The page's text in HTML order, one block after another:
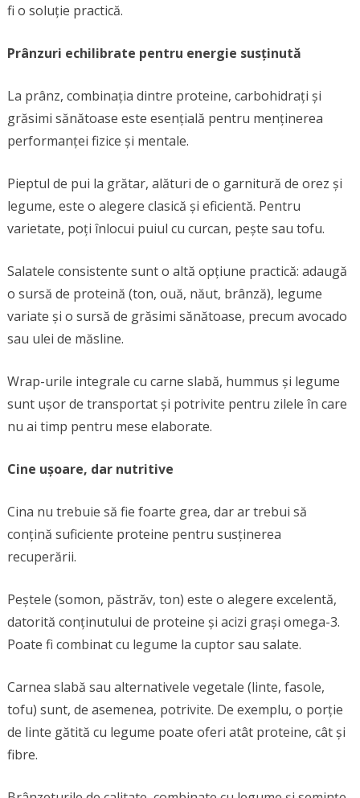
fi o soluție practică.
Prânzuri echilibrate pentru energie susținută
La prânz, combinația dintre proteine, carbohidrați și
grăsimi sănătoase este esențială pentru menținerea
performanței fizice și mentale.
Pieptul de pui la grătar, alături de o garnitură de orez și
legume, este o alegere clasică și eficientă. Pentru
varietate, poți înlocui puiul cu curcan, pește sau tofu.
Salatele consistente sunt o altă opțiune practică: adaugă
o sursă de proteină (ton, ouă, năut, brânză), legume
variate și o sursă de grăsimi sănătoase, precum avocado
sau ulei de măsline.
Wrap-urile integrale cu carne slabă, hummus și legume
sunt ușor de transportat și potrivite pentru zilele în care
nu ai timp pentru mese elaborate.
Cine ușoare, dar nutritive
Cina nu trebuie să fie foarte grea, dar ar trebui să
conțină suficiente proteine pentru susținerea
recuperării.
Peștele (somon, păstrăv, ton) este o alegere excelentă,
datorită conținutului de proteine și acizi grași omega-3.
Poate fi combinat cu legume la cuptor sau salate.
Carnea slabă sau alternativele vegetale (linte, fasole,
tofu) sunt, de asemenea, potrivite. De exemplu, o porție
de linte gătită cu legume poate oferi atât proteine, cât și
fibre.